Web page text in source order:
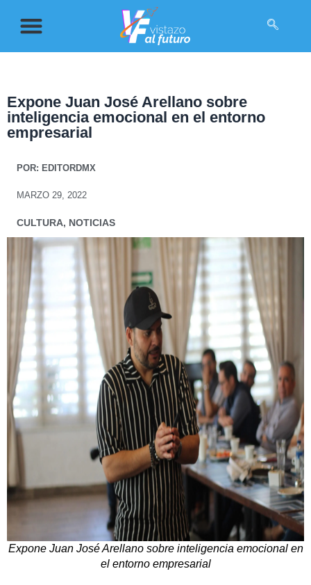
Expone Juan José Arellano sobre
inteligencia emocional en el entorno
empresarial
POR: EDITORDMX
MARZO 29, 2022
CULTURA, NOTICIAS
Expone Juan José Arellano sobre inteligencia emocional en
el entorno empresarial